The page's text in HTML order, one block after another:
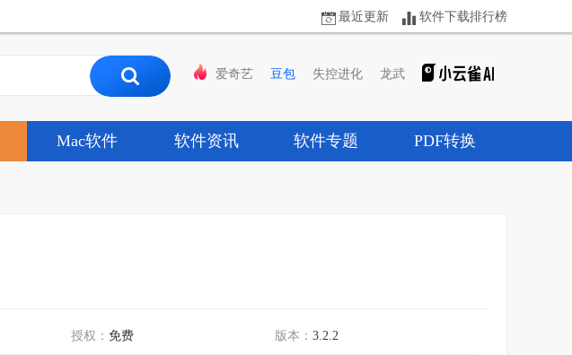
最近更新 软件下载排行榜
爱奇艺 豆包 失控进化 龙武
Mac软件 软件资讯 软件专题 PDF转换
授权： 免费 版本：3.2.2